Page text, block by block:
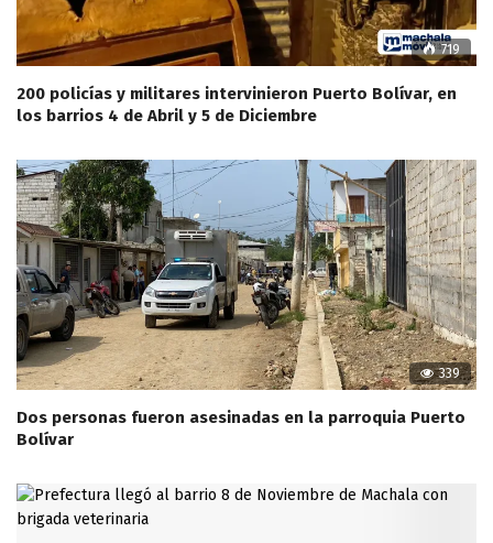
719
200 policías y militares intervinieron Puerto Bolívar, en
los barrios 4 de Abril y 5 de Diciembre
339
Dos personas fueron asesinadas en la parroquia Puerto
Bolívar